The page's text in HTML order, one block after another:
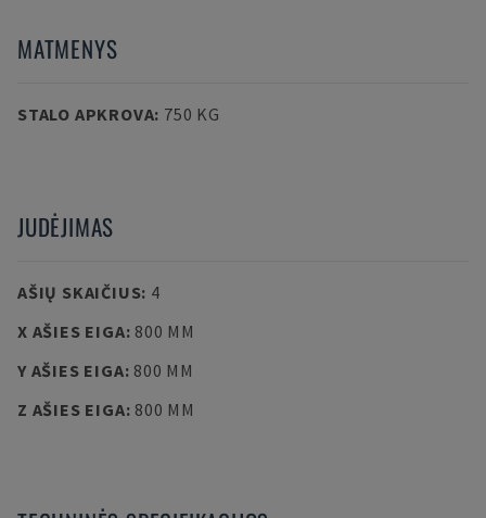
MATMENYS
STALO APKROVA: 750 KG
JUDĖJIMAS
AŠIŲ SKAIČIUS: 4
X AŠIES EIGA: 800 MM
Y AŠIES EIGA: 800 MM
Z AŠIES EIGA: 800 MM